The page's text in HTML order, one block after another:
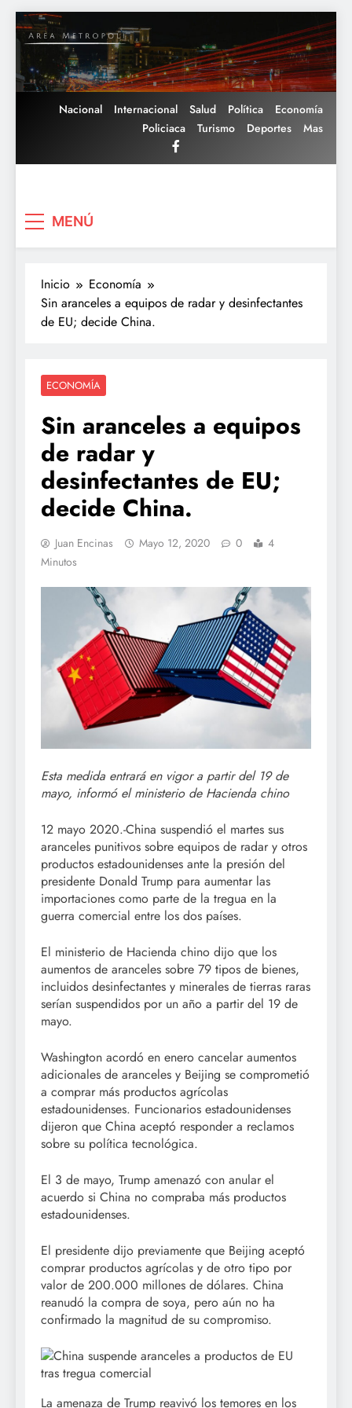
Saltar
al
contenido
Nacional Internacional Salud Política
Economía
Policiaca
Turismo Deportes Mas
MENÚ
Inicio
Economía
Sin aranceles a equipos de radar y desinfectantes
de EU; decide China.
ECONOMÍA
Sin aranceles a equipos
de radar y
desinfectantes de EU;
decide China.
Juan Encinas Mayo 12, 2020 0
4
Minutos
Esta medida entrará en vigor a partir del 19 de
mayo, informó el ministerio de Hacienda chino
12 mayo 2020.-China suspendió el martes sus
aranceles punitivos sobre equipos de radar y otros
productos estadounidenses ante la presión del
presidente Donald Trump para aumentar las
importaciones como parte de la tregua en la
guerra comercial entre los dos países.
El ministerio de Hacienda chino dijo que los
aumentos de aranceles sobre 79 tipos de bienes,
incluidos desinfectantes y minerales de tierras raras
serían suspendidos por un año a partir del 19 de
mayo.
Washington acordó en enero cancelar aumentos
adicionales de aranceles y Beijing se comprometió
a comprar más productos agrícolas
estadounidenses. Funcionarios estadounidenses
dijeron que China aceptó responder a reclamos
sobre su política tecnológica.
El 3 de mayo, Trump amenazó con anular el
acuerdo si China no compraba más productos
estadounidenses.
El presidente dijo previamente que Beijing aceptó
comprar productos agrícolas y de otro tipo por
valor de 200.000 millones de dólares. China
reanudó la compra de soya, pero aún no ha
confirmado la magnitud de su compromiso.
La amenaza de Trump reavivó los temores en los